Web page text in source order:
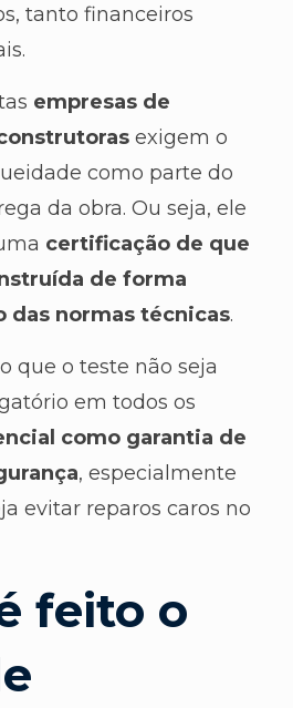
tanto financeiros
empresas de
exigem o
como parte do
da obra. Ou seja, ele
certificação de que
de forma
das normas técnicas.
que o teste não seja
em todos os
como garantia de
, especialmente
evitar reparos caros no
feito o